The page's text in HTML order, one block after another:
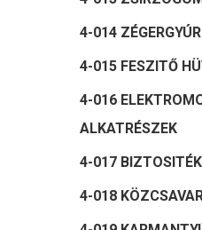
4-014
4-015 FESZITŐ
4-016
ALKATRÉSZEK
4-017
4-018